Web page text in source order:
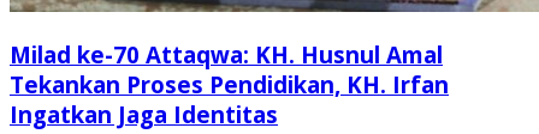
Milad ke-70 Attaqwa: KH. Husnul Amal
Tekankan Proses Pendidikan, KH. Irfan
Ingatkan Jaga Identitas